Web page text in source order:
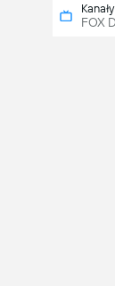
FOX